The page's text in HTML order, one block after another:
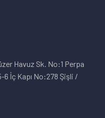
Havuz Sk. No:1 Perpa
İç Kapı No:278 Şişli /